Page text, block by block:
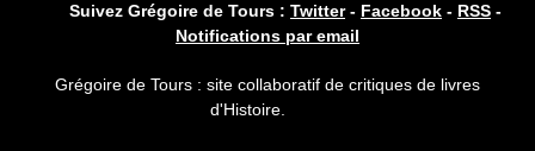
Suivez Grégoire de Tours : Twitter- Facebook - RSS -
Notifications par email
Grégoire de Tours : site collaboratif de critiques de livres
d'Histoire.